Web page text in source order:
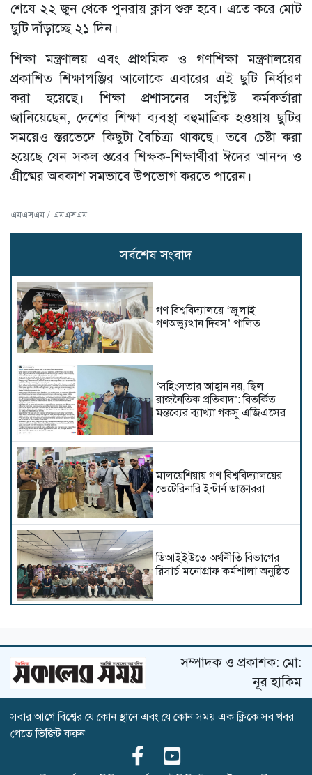
শেষে ২২ জুন থেকে পুনরায় ক্লাস শুরু হবে। এতে করে মোট
ছুটি দাঁড়াচ্ছে ২১ দিন।
শিক্ষা মন্ত্রণালয় এবং প্রাথমিক ও গণশিক্ষা মন্ত্রণালয়ের
প্রকাশিত শিক্ষাপঞ্জির আলোকে এবারের এই ছুটি নির্ধারণ
করা হয়েছে। শিক্ষা প্রশাসনের সংশ্লিষ্ট কর্মকর্তারা
জানিয়েছেন, দেশের শিক্ষা ব্যবস্থা বহুমাত্রিক হওয়ায় ছুটির
সময়েও স্তরভেদে কিছুটা বৈচিত্র্য থাকছে। তবে চেষ্টা করা
হয়েছে যেন সকল স্তরের শিক্ষক-শিক্ষার্থীরা ঈদের আনন্দ ও
গ্রীষ্মের অবকাশ সমভাবে উপভোগ করতে পারেন।
এমএসএম / এমএসএম
সর্বশেষ সংবাদ
গণ বিশ্ববিদ্যালয়ে ‘জুলাই
গণঅভ্যুত্থান দিবস’ পালিত
‘সহিংসতার আহ্বান নয়, ছিল
রাজনৈতিক প্রতিবাদ’: বিতর্কিত
মন্তব্যের ব্যাখ্যা গকসু এজিএসের
মালয়েশিয়ায় গণ বিশ্ববিদ্যালয়ের
ভেটেরিনারি ইন্টার্ন ডাক্তাররা
ডিআইইউতে অর্থনীতি বিভাগের
রিসার্চ মনোগ্রাফ কর্মশালা অনুষ্ঠিত
প্রচারের অভিযোগে আটক,
মুচলেকায় মুক্তি
শেখ হাসিনার সাথে পবিপ্রবি
সম্পাদক ও প্রকাশক: মো:
নূর হাকিম
সবার আগে বিশ্বের যে কোন স্থানে এবং যে কোন সময় এক ক্লিকে সব খবর
পেতে ভিজিট করুন